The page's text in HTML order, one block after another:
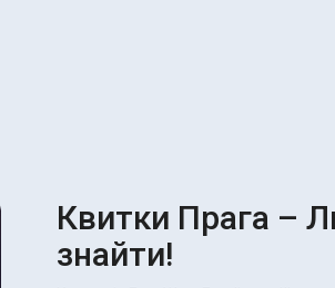
Квитки Прага –
знайти!